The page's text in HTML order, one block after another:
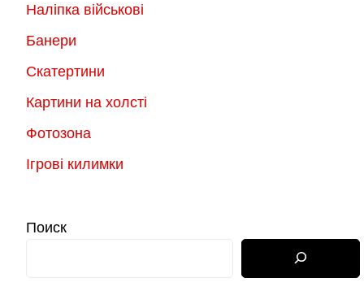
Наліпка військові
Банери
Скатертини
Картини на холсті
Фотозона
Ігрові килимки
Поиск